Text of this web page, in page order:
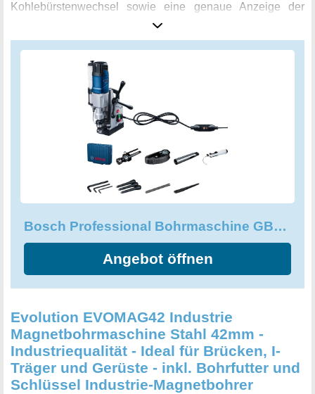
Kohlebürstenwechsel sowie eine genaue Anzeige der
Belastungen, um ein gleichmäßiges und sicheres Bohren
zu gewährleisten. Der Lieferumfang umfasst ein
einen Innensechskanntschlüssel, einen Austreiber, eine
Reduzierhülse, einen Fixierstift, ein Sicherungsseil, einen
Kühlmittelbehälter sowie einen Befestigungswinkel. Alles
sicher verpackt im robusten Koffer. Die Bosch Professional
Bohrmaschine GBM 50-2 ist die ideale Wahl für alle, die
eine zuverlässige und leistungsstarke Bohrmaschine für
sicheren Technologie bohrt sie mühelos durch jegliche Art
jede Werkstatt dar.
Bosch Professional Bohrmaschine GBM 50-2 1.200 Watt
Angebot öffnen
Evolution EVOMAG42 Industrie
Magnetbohrmaschine Stahl 42mm -
Industriequalität - Ideal für Brücken, I-
Träger und Gerüste - inkl. Bohrfutter und
Schlüssel Industrie-Magnetbohrer